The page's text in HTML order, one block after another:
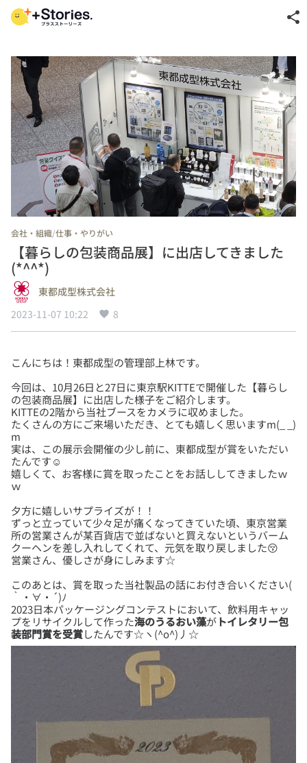
share
会社・組織/仕事・やりがい
【暮らしの包装商品展】に出店してきました
(*^^*)
東都成型株式会社
2023-11-07 10:22
8
今回は、10月26日と27日に東京駅KITTEで開催した【暮らし
の包装商品展】に出店した様子をご紹介します。
KITTEの2階から当社ブースをカメラに収めました。
たくさんの方にご来場いただき、とても嬉しく思いますm(_ _)
m
実は、この展示会開催の少し前に、東都成型が賞をいただい
たんです☺
嬉しくて、お客様に賞を取ったことをお話ししてきましたｗ
夕方に嬉しいサプライズが！！
ずっと立っていて少々足が痛くなってきていた頃、東京営業
所の営業さんが某百貨店で並ばないと買えないというバーム
クーヘンを差し入れしてくれて、元気を取り戻しました😚
このあとは、賞を取った当社製品の話にお付き合いください(
｀・∀・´)ﾉ
2023日本パッケージングコンテストにおいて、飲料用キャッ
プをリサイクルして作った海のうるおい藻がトイレタリー包
装部門賞を受賞